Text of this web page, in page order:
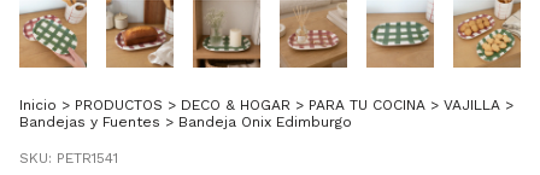
Inicio > PRODUCTOS > DECO & HOGAR > PARA TU COCINA > VAJILLA >
Bandejas y Fuentes > Bandeja Onix Edimburgo
SKU: PETR1541